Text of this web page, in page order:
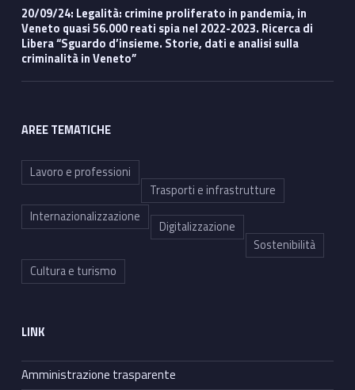
20/09/24: Legalità: crimine proliferato in pandemia, in
Veneto quasi 56.000 reati spia nel 2022-2023. Ricerca di
Libera “Sguardo d’insieme. Storie, dati e analisi sulla
criminalità in Veneto”
AREE TEMATICHE
Lavoro e professioni
Trasporti e infrastrutture
Internazionalizzazione
Digitalizzazione
Sostenibilità
Cultura e turismo
LINK
Amministrazione trasparente